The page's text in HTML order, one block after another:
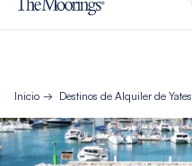
Inicio Destinos de Alquiler de Yates